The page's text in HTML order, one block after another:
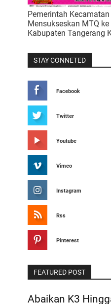
Pemerintah
Mensukseskan MTQ
Kabupaten Tangerang
STAY CONNETED
Facebook
Twitter
Youtube
Vimeo
Instagram
Rss
Pinterest
FEATURED POST
Abaikan K3